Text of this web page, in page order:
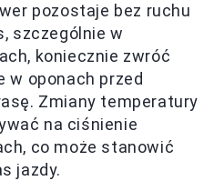
pozostaje bez ruchu
szczególnie w
koniecznie zwróć
w oponach przed
Zmiany temperatury
na ciśnienie
co może stanowić
jazdy.